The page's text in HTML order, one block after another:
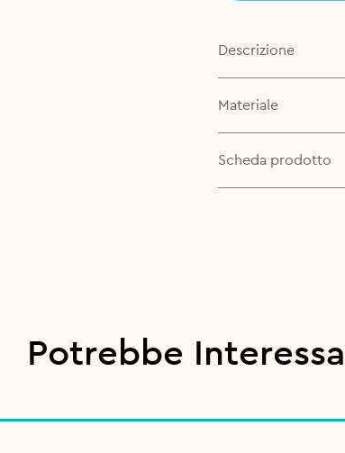
Descrizione
Materiale
Scheda prodotto
Potrebbe